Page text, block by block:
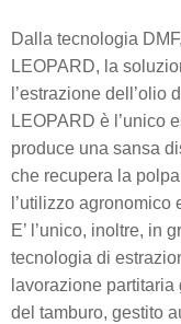
Dalla tecnologia
LEOPARD, la
l’estrazione dell’olio
LEOPARD è l’unico
produce una sansa
che recupera la
l’utilizzo agronomico
E’ l’unico, inoltre, in
tecnologia di
lavorazione
del tamburo, gestito